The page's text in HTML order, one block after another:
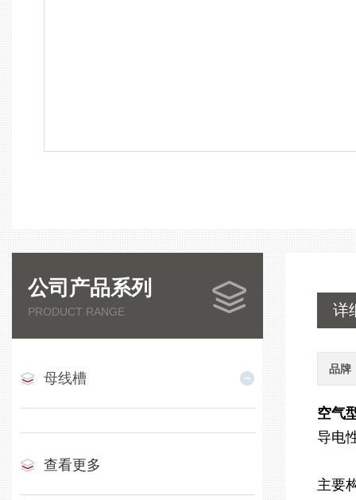
公司产品系列
PRODUCT RANGE
母线槽
查看更多
详
品牌
空气
导电
主要